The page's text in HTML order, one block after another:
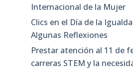
Internacional de la Mujer
Clics en el Día de la
Algunas Reflexiones
Prestar atención al 11 de
carreras STEM y la